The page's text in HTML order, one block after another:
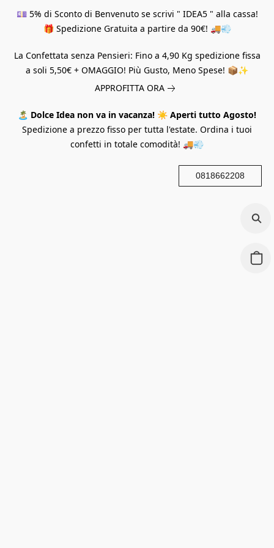
💷 5% di Sconto di Benvenuto se scrivi " IDEA5 " alla cassa!
🎁 Spedizione Gratuita a partire da 90€! 🚚💨
La Confettata senza Pensieri: Fino a 4,90 Kg spedizione fissa
a soli 5,50€ + OMAGGIO! Più Gusto, Meno Spese! 📦✨
APPROFITTA ORA
🏝️ Dolce Idea non va in vacanza! ☀️ Aperti tutto Agosto!
Spedizione a prezzo fisso per tutta l'estate. Ordina i tuoi
confetti in totale comodità! 🚚💨
0818662208